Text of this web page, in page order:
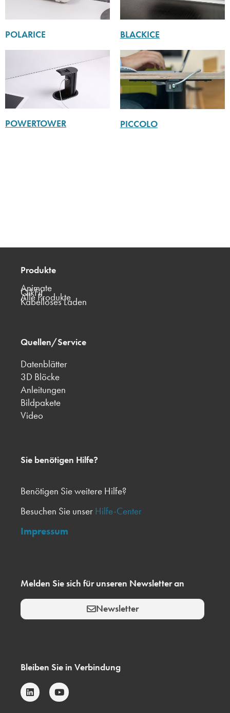
POLARICE BLACKICE
POWERTOWER PICCOLO
Produkte
Animate
QikFit
Alle Produkte
Kabelloses Laden
Quellen/Service
Datenblätter
3D Blöcke
Anleitungen
Bildpakete
Video
Sie benötigen Hilfe?
Benötigen Sie weitere Hilfe?
Besuchen Sie unser Hilfe-Center
Impressum
Melden Sie sich für unseren Newsletter an
Newsletter
Bleiben Sie in Verbindung